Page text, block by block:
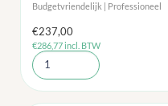
Budgetvriendelijk | Professioneel
€237,00
€286,77incl. BTW